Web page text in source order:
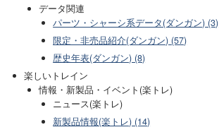
データ関連
パーツ・シャーシ系データ(ダンガン) (3)
限定・非売品紹介(ダンガン) (57)
歴史年表(ダンガン) (8)
楽しいトレイン
情報・新製品・イベント(楽トレ)
ニュース(楽トレ)
新製品情報(楽トレ) (14)